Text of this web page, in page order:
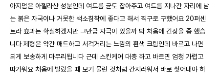
아지덤은 아젤라산 성분인데 여드름 균도 잡아주고 여드름 지나간 자리에 남
는 붉은 자국이나 거뭇한 색소침착에 좋다고 해서 직구로 구했어요 20퍼센
트라 효과는 확실하겠지만 그만큼 자극이 있을까 봐 처음에 긴장을 좀 했습
니다 제형은 약간 매트하고 서걱거리는 느낌의 흰색 크림인데 바르고 나면
되게 보송하게 마무리됩니다 근데 스킨케어 대충 하고 바르면 엄청 가렵고
따가워요 처음에 발랐을 때 모기 물린 것처럼 간지러워서 바로 씻어내야 하